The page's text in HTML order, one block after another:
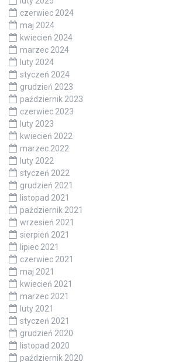
czerwiec 2024
maj 2024
kwiecień 2024
marzec 2024
luty 2024
styczeń 2024
grudzień 2023
październik 2023
czerwiec 2023
luty 2023
kwiecień 2022
marzec 2022
luty 2022
styczeń 2022
grudzień 2021
listopad 2021
październik 2021
wrzesień 2021
sierpień 2021
lipiec 2021
czerwiec 2021
maj 2021
kwiecień 2021
marzec 2021
luty 2021
styczeń 2021
grudzień 2020
listopad 2020
październik 2020